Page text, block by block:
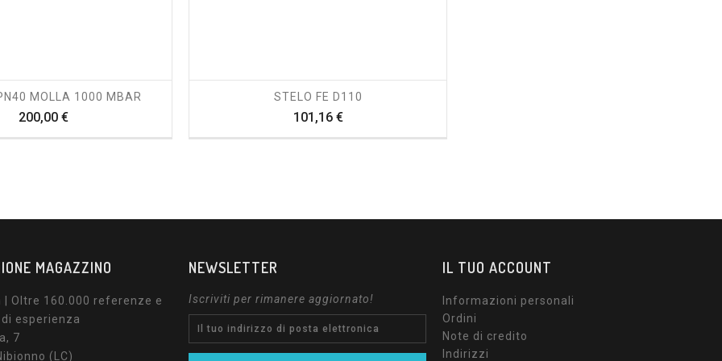
MOLLA 1000 MBAR
200,00 €Prezzo
STELO FE D110
101,16 €Prezzo
MAGAZZINO
| Oltre 160.000 referenze e
esperienza
7
(LC)
NEWSLETTER
Iscriviti per rimanere aggiornato!
IL TUO ACCOUNT
Informazioni personali
Ordini
Note di credito
Indirizzi